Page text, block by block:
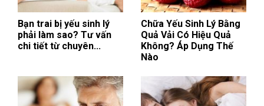
Bạn trai bị yếu sinh lý
phải làm sao? Tư vấn
chi tiết từ chuyên...
Chữa Yếu Sinh Lý Bằng
Quả Vải Có Hiệu Quả
Không? Áp Dụng Thế
Nào